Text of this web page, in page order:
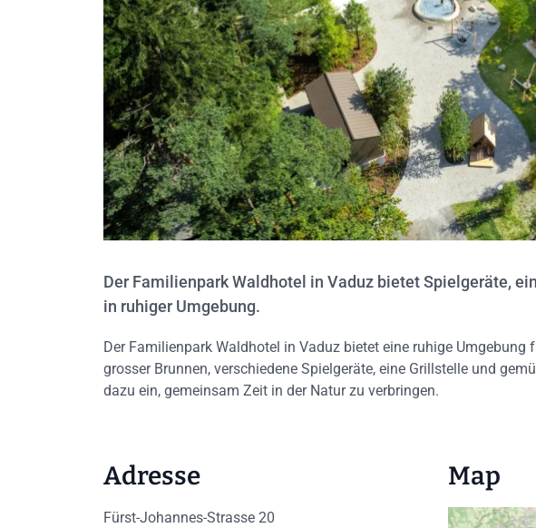
Der Familienpark Waldhotel in Vaduz bietet Spielgeräte,
in ruhiger Umgebung.
Der Familienpark Waldhotel in Vaduz bietet eine ruhige Umgebung
grosser Brunnen, verschiedene Spielgeräte, eine Grillstelle und
dazu ein, gemeinsam Zeit in der Natur zu verbringen.
Adresse
Fürst-Johannes-Strasse 20
Map